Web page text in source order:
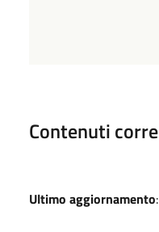
Contenuti
Ultimo aggiornamento